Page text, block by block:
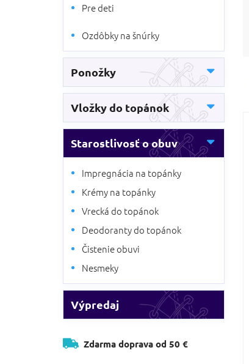
Pre deti
Ozdôbky na šnúrky
Ponožky
Vložky do topánok
Starostlivosť o obuv
Impregnácia na topánky
Krémy na topánky
Vrecká do topánok
Deodoranty do topánok
Čistenie obuvi
Nesmeky
Výpredaj
Zdarma doprava od 50 €